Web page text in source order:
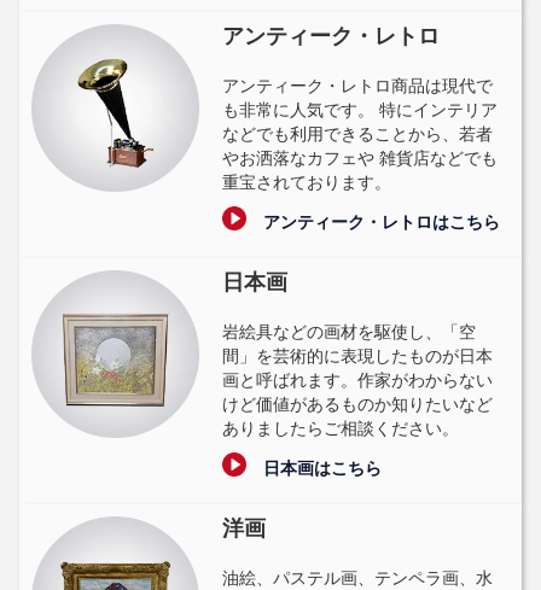
アンティーク・レトロ
アンティーク・レトロ商品は現代で
も非常に人気です。 特にインテリア
などでも利用できることから、若者
やお洒落なカフェや 雑貨店などでも
重宝されております。
アンティーク・レトロはこちら
日本画
岩絵具などの画材を駆使し、「空
間」を芸術的に表現したものが日本
画と呼ばれます。作家がわからない
けど価値があるものか知りたいなど
ありましたらご相談ください。
日本画はこちら
洋画
油絵、パステル画、テンペラ画、水